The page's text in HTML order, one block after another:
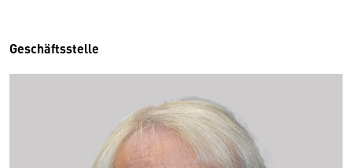
Geschäftsstelle